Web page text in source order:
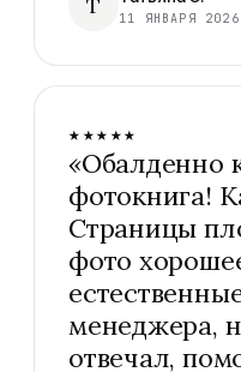
11 ЯНВАРЯ 2026
★★★★★
«Обалденно
фотокнига!
Страницы
фото
менеджера,
отвечал,